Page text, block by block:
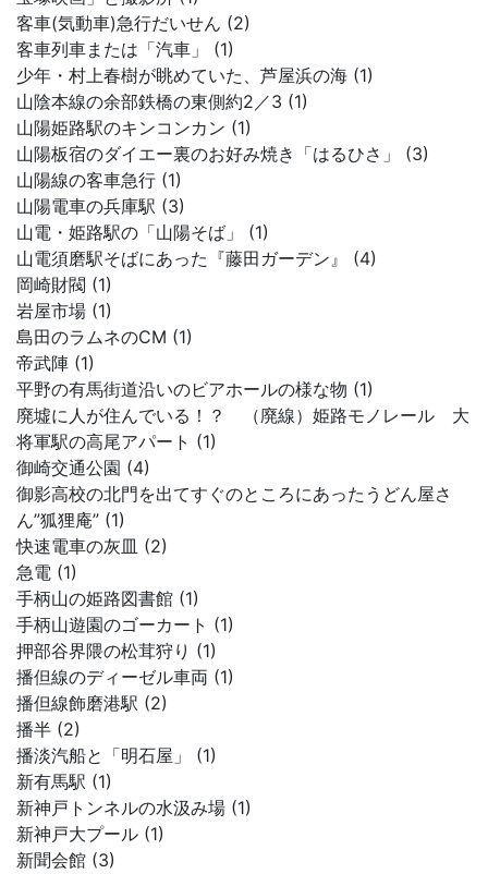
客車(気動車)急行だいせん (2)
客車列車または「汽車」 (1)
少年・村上春樹が眺めていた、芦屋浜の海 (1)
山陰本線の余部鉄橋の東側約2／3 (1)
山陽姫路駅のキンコンカン (1)
山陽板宿のダイエー裏のお好み焼き「はるひさ」 (3)
山陽線の客車急行 (1)
山陽電車の兵庫駅 (3)
山電・姫路駅の「山陽そば」 (1)
山電須磨駅そばにあった『藤田ガーデン』 (4)
岡崎財閥 (1)
岩屋市場 (1)
島田のラムネのCM (1)
帝武陣 (1)
平野の有馬街道沿いのビアホールの様な物 (1)
廃墟に人が住んでいる！？ （廃線）姫路モノレール 大
将軍駅の高尾アパート (1)
御崎交通公園 (4)
御影高校の北門を出てすぐのところにあったうどん屋さ
ん”狐狸庵” (1)
快速電車の灰皿 (2)
急電 (1)
手柄山の姫路図書館 (1)
手柄山遊園のゴーカート (1)
押部谷界隈の松茸狩り (1)
播但線のディーゼル車両 (1)
播但線飾磨港駅 (2)
播半 (2)
播淡汽船と「明石屋」 (1)
新有馬駅 (1)
新神戸トンネルの水汲み場 (1)
新神戸大プール (1)
新聞会館 (3)